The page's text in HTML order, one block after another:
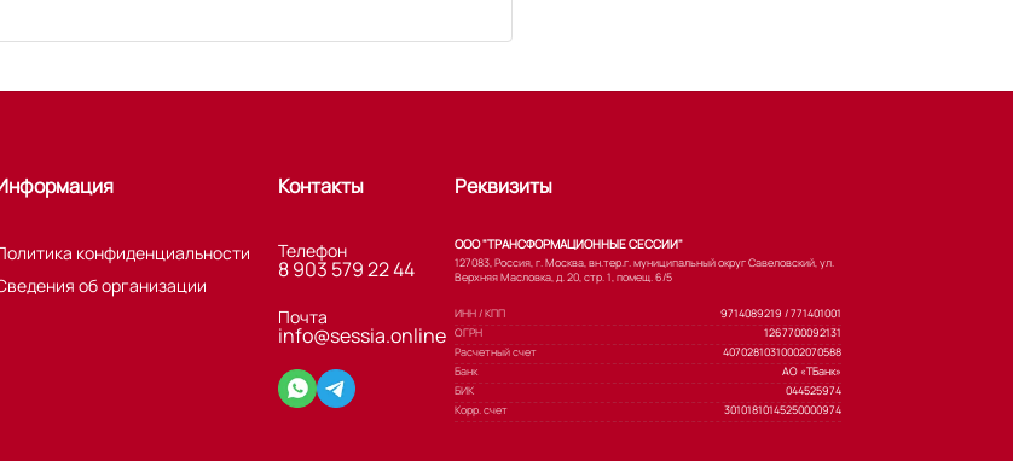
конфиденциальности
об организации
Контакты
Телефон
8 903 579 22 44
Почта
info@sessia.online
Реквизиты
ООО "ТРАНСФОРМАЦИОННЫЕ СЕССИИ"
127083, Россия, г. Москва, вн.тер.г. муниципальный округ Савеловский, ул.
Верхняя Масловка, д. 20, стр. 1, помещ. 6/5
ИНН / КПП
9714089219 / 771401001
ОГРН
1267700092131
Расчетный счет
40702810310002070588
Банк
АО «ТБанк»
БИК
044525974
Корр. счет
30101810145250000974